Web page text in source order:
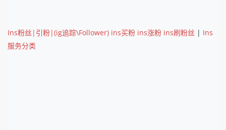
Ins粉丝|引粉|(ig追踪\Follower) ins买粉 ins涨粉 ins刷粉丝 | Ins
服务分类